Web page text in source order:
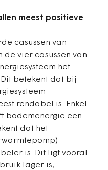
meest positieve
casussen van
vier casussen van
het
betekent dat bij
rendabel is. Enkel
bodemenergie een
dat het
is. Dit ligt vooral
lager is,